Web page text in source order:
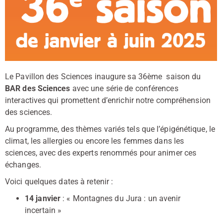
Le Pavillon des Sciences inaugure sa 36ème saison du
BAR des Sciences avec une série de conférences
interactives qui promettent d’enrichir notre compréhension
des sciences.
Au programme, des thèmes variés tels que l’épigénétique, le
climat, les allergies ou encore les femmes dans les
sciences, avec des experts renommés pour animer ces
échanges.
Voici quelques dates à retenir :
14 janvier : « Montagnes du Jura : un avenir
incertain »